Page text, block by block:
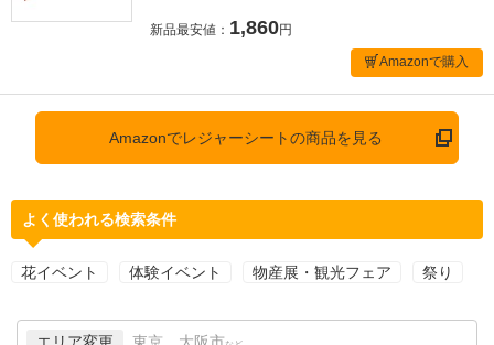
新品最安値： 1,860円
Amazonで購入
Amazonでレジャーシートの商品を見る
よく使われる検索条件
花イベント 体験イベント 物産展・観光フェア 祭り